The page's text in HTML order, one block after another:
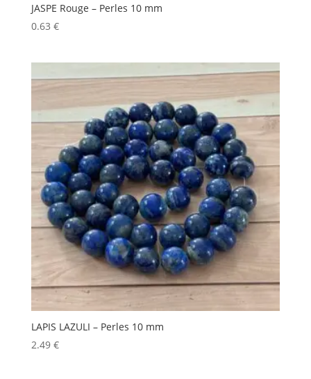
JASPE Rouge – Perles 10 mm
0.63 €
LAPIS LAZULI – Perles 10 mm
2.49 €